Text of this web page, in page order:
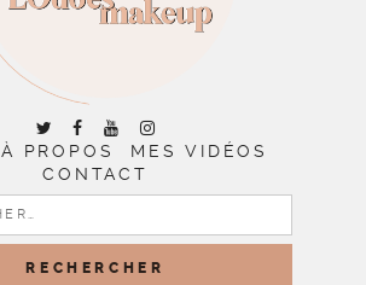
À PROPOS
MES VIDÉOS
CONTACT
RECHERCHER :